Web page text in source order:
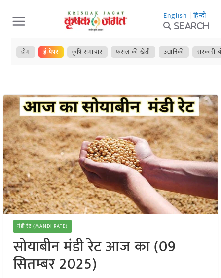
Skip
to
content
English | हिन्दी
Search
होम ई-पेपर कृषि समाचार फसल की खेती उद्यानिकी सरकारी
मंडी रेट (MANDI RATE)
सोयाबीन मंडी रेट आज का (09
सितम्बर 2025)